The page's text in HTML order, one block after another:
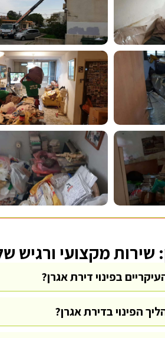
שירות מקצועי ורגיש
בפינוי דירת אגרן?
הפינוי בדירת אגרן?